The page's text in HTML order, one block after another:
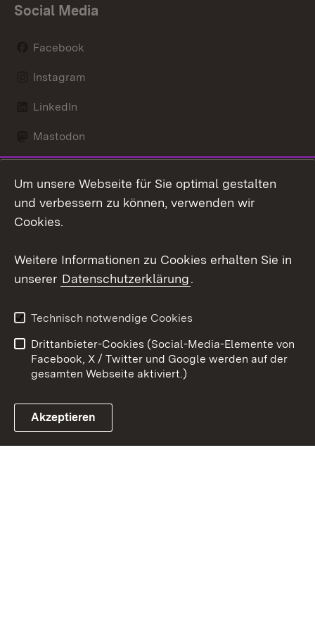
Social Media
Facebook
Instagram
LinkedIn
Mastodon
X / Twitter
Youtube
Link zum Landesportal
Kontakt
Datenschutz
Barrierefreiheit
Impressum Cookies
Um unsere Webseite für Sie optimal gestalten
und verbessern zu können, verwenden wir
Cookies.
Weitere Informationen zu Cookies erhalten Sie in
unserer Datenschutzerklärung.
Technisch notwendige Cookies
Drittanbieter-Cookies (Social-Media-Elemente von
Facebook, X / Twitter und Google werden auf der
gesamten Webseite aktiviert.)
Akzeptieren